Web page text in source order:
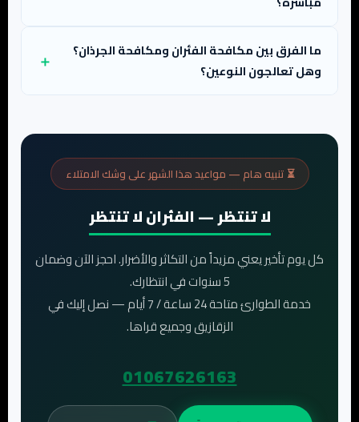
ما الفرق بين مكافحة الفئران ومكافحة الجرذان؟
وهل تعالجون النوعين؟
⏳ تنبيه هام — مواعيد هذا الشهر على وشك الامتلاء
لا تنتظر — الفئران لا تنتظر
كل يوم تأخير يعني مزيداً من التكاثر والأضرار. احجز الآن وضمان
5 سنوات في انتظارك.
خدمة الطوارئ متاحة 24 ساعة / 7 أيام — نصل إليك في
الزقازيق وجميع قراها.
01067626163